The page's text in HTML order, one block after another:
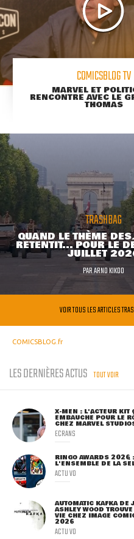
COMICSBLOG TV
MARVEL ET
RENCONTRE AVEC LE
THOMAS
TRASHBAG
QUAND LE THÈME
RETENTIT... POUR LE
JUILLET
PARARNO KIKOO
VOIR TOUS LES ARTICLES
COMICSBLOG.fr
LES DERNIÈRES ACTUS TOUT VOIR
X-MEN : L'ACTEUR KIT
EMBAUCHÉ POUR LE
CHEZ MARVEL
ECRANS
RINGO AWARDS 2026
L'ENSEMBLE DE LA
ACTU VO
AUTOMATIC KAFKA DE
ASHLEY WOOD
VIE CHEZ IMAGE
2026
ACTU VO